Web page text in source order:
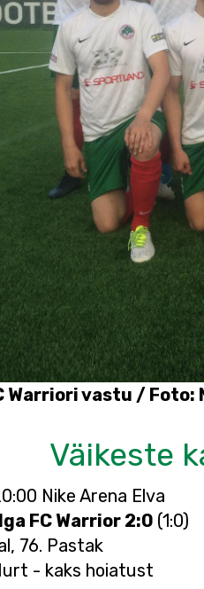
Warriori vastu / Foto:
Väikeste
Nike Arena Elva
FC Warrior 2:0 (1:0)
76. Pastak
- kaks hoiatust